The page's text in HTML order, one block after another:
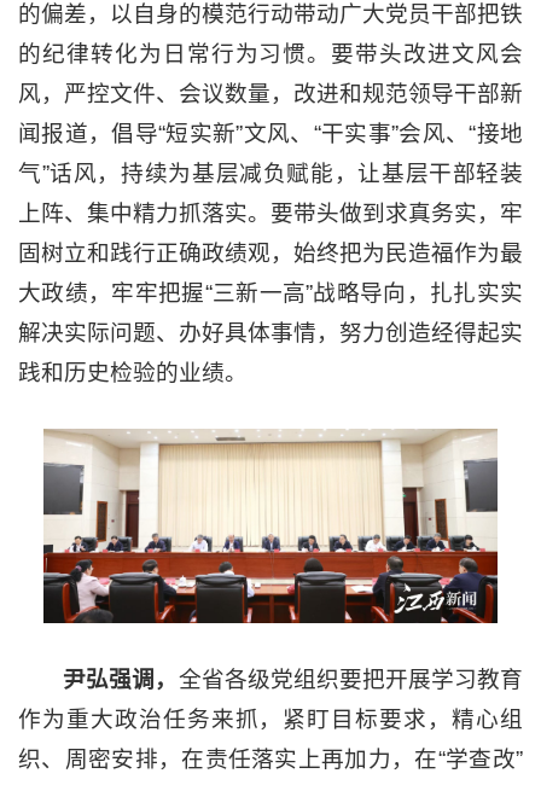
的偏差，以自身的模范行动带动广大党员干部把铁
的纪律转化为日常行为习惯。要带头改进文风会
风，严控文件、会议数量，改进和规范领导干部新
闻报道，倡导“短实新”文风、“干实事”会风、“接地
气”话风，持续为基层减负赋能，让基层干部轻装
上阵、集中精力抓落实。要带头做到求真务实，牢
固树立和践行正确政绩观，始终把为民造福作为最
大政绩，牢牢把握“三新一高”战略导向，扎扎实实
解决实际问题、办好具体事情，努力创造经得起实
践和历史检验的业绩。
尹弘强调， 全省各级党组织要把开展学习教育
作为重大政治任务来抓，紧盯目标要求，精心组
织、周密安排，在责任落实上再加力，在“学查改”